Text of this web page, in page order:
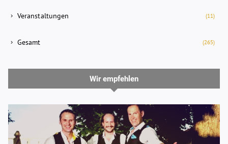
Veranstaltungen (11)
Gesamt (265)
Wir empfehlen